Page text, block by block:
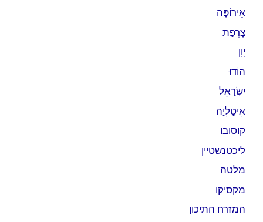
אֵירוֹפָּה
צָרְפַת
יָוָן
הוֹדוּ
יִשְׂרָאֵל
אִיטַלִיָה
קוסובו
ליכטנשטיין
מלטה
מקסיקו
המזרח התיכון